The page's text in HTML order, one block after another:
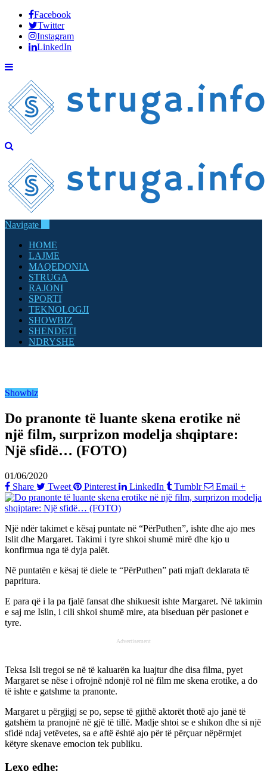
Facebook
Twitter
Instagram
LinkedIn
Navigate
HOME
LAJME
MAQEDONIA
STRUGA
RAJONI
SPORTI
TEKNOLOGJI
SHOWBIZ
SHENDETI
NDRYSHE
Showbiz
Do pranonte të luante skena erotike në
një film, surprizon modelja shqiptare:
Një sfidë… (FOTO)
01/06/2020
Share
Tweet Pinterest LinkedIn Tumblr Email +
Një ndër takimet e kësaj puntate në “PërPuthen”, ishte dhe ajo mes
Islit dhe Margaret. Takimi i tyre shkoi shumë mirë dhe kjo u
konfirmua nga të dyja palët.
Në puntatën e kësaj të diele te “PërPuthen” pati mjaft deklarata të
papritura.
E para që i la pa fjalë fansat dhe shikuesit ishte Margaret. Në takimin
e saj me Islin, i cili shkoi shumë mire, ata biseduan për pasionet e
tyre.
Advertisement
Teksa Isli tregoi se në të kaluarën ka luajtur dhe disa filma, pyet
Margaret se nëse i ofrojnë ndonjë rol në film me skena erotike, a do
të ishte e gatshme ta pranonte.
Margaret u përgjigj se po, sepse të gjithë aktorët thotë ajo janë të
gatshëm ta pranojnë në gjë të tillë. Madje shtoi se e shikon dhe si një
sfidë ndaj vetëvetes, sa e aftë është ajo për të përçuar nëpërmjet
këtyre skenave emocion tek publiku.
Lexo edhe: